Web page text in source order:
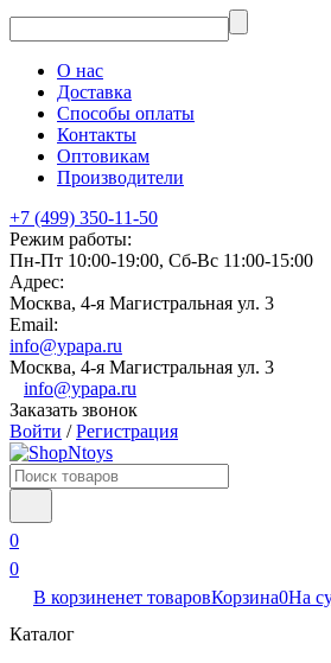
О нас
Доставка
Способы оплаты
Контакты
Оптовикам
Производители
+7 (499) 350-11-50
Режим работы:
Пн-Пт 10:00-19:00, Сб-Вс 11:00-15:00
Адрес:
Москва, 4-я Магистральная ул. 3
Email:
info@ypapa.ru
Москва, 4-я Магистральная ул. 3
info@ypapa.ru
Заказать звонок
Войти /Регистрация
0
0
В корзиненет товаровКорзина0На
Каталог